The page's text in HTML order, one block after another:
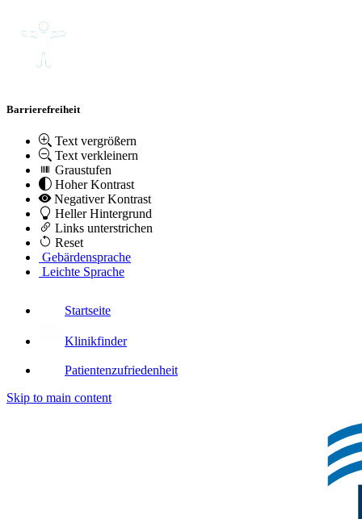
Barrierefreiheit
Text vergrößern
Text verkleinern
Graustufen
Hoher Kontrast
Negativer Kontrast
Heller Hintergrund
Links unterstrichen
Reset
Gebärdensprache
Leichte Sprache
Startseite
Klinikfinder
Patientenzufriedenheit
Skip to main content